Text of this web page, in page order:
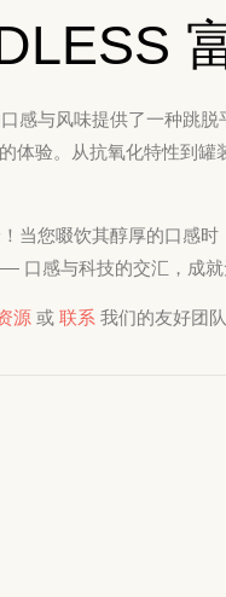
感与风味提供了一种跳
体验。从抗氧化特性到
当您啜饮其醇厚的口感
口感与科技的交汇，成就
源 或 联系 我们的友好团队